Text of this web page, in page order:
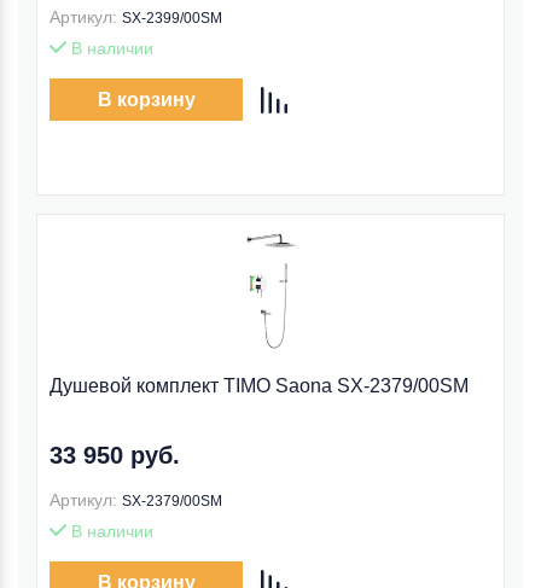
Артикул: SX-2399/00SM
В наличии
В корзину
Душевой комплект TIMO Saona SX-2379/00SM
33 950 руб.
Артикул: SX-2379/00SM
В наличии
В корзину